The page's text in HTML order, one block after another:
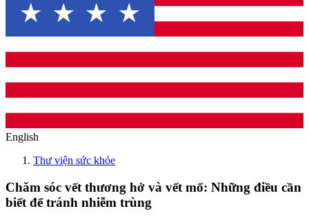
English
Thư viện sức khỏe
Chăm sóc vết thương hở và vết mổ: Những điều cần
biết để tránh nhiễm trùng